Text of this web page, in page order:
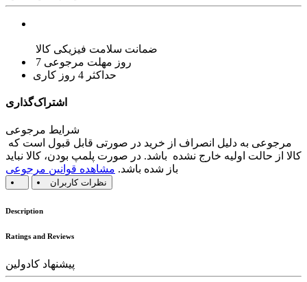
ضمانت سلامت فیزیکی کالا
7 روز مهلت مرجوعی
حداکثر 4 روز کاری
اشتراک‌گذاری
شرایط مرجوعی
کالا از حالت اولیه خارج نشده باشد. در صورت پلمپ بودن، کالا نباید
باز شده باشد. مشاهده قوانین مرجوعی
نظرات کاربران
Description
Ratings and Reviews
پیشنهاد کادولین